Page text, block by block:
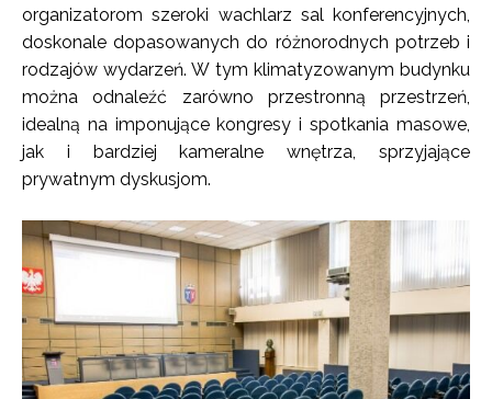
organizatorom szeroki wachlarz sal konferencyjnych,
doskonale dopasowanych do różnorodnych potrzeb i
rodzajów wydarzeń. W tym klimatyzowanym budynku
można odnaleźć zarówno przestronną przestrzeń,
idealną na imponujące kongresy i spotkania masowe,
jak i bardziej kameralne wnętrza, sprzyjające
prywatnym dyskusjom.